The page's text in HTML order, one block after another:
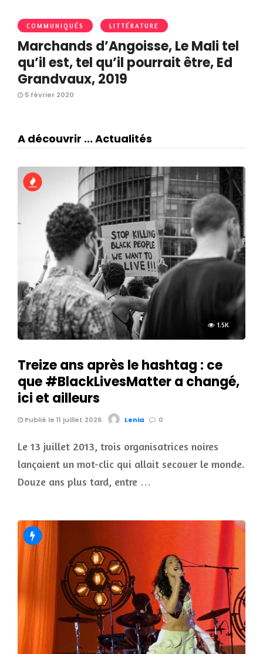
COMMUNIQUÉS LITTÉRATURE
Marchands d’Angoisse, Le Mali tel
qu’il est, tel qu’il pourrait être, Ed
Grandvaux, 2019
5 février 2020
A découvrir ... Actualités
1.5K
Treize ans après le hashtag : ce
que #BlackLivesMatter a changé,
ici et ailleurs
Publié le 11 juillet 2026 Lenia 0
Le 13 juillet 2013, trois organisatrices noires
lançaient un mot-clic qui allait secouer le monde.
Douze ans plus tard, entre …